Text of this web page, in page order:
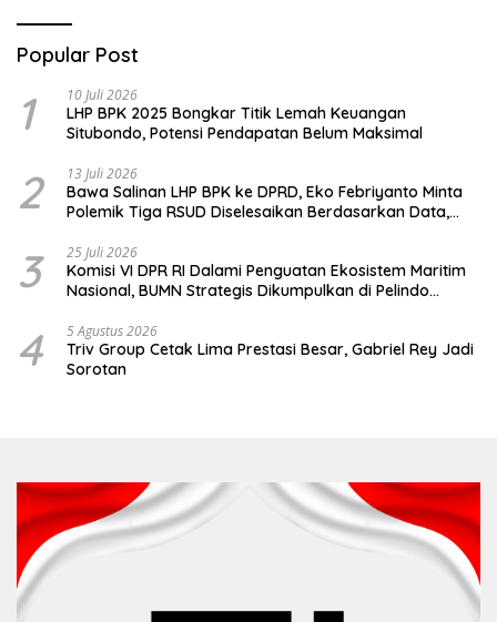
Popular Post
1 10 Juli 2026
LHP BPK 2025 Bongkar Titik Lemah Keuangan
Situbondo, Potensi Pendapatan Belum Maksimal
2 13 Juli 2026
Bawa Salinan LHP BPK ke DPRD, Eko Febriyanto Minta
Polemik Tiga RSUD Diselesaikan Berdasarkan Data,
3 25 Juli 2026
Komisi VI DPR RI Dalami Penguatan Ekosistem Maritim
Nasional, BUMN Strategis Dikumpulkan di Pelindo
4 5 Agustus 2026
Triv Group Cetak Lima Prestasi Besar, Gabriel Rey Jadi
Sorotan